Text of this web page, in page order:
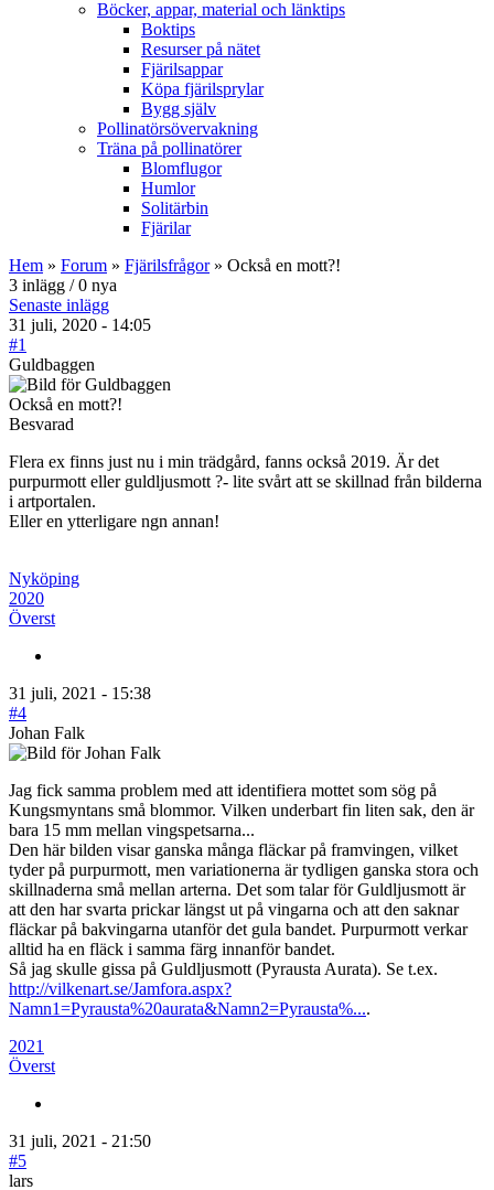
Böcker, appar, material och länktips
Boktips
Resurser på nätet
Fjärilsappar
Köpa fjärilsprylar
Bygg själv
Pollinatörsövervakning
Träna på pollinatörer
Blomflugor
Humlor
Solitärbin
Fjärilar
Hem » Forum » Fjärilsfrågor» Också en mott?!
3 inlägg / 0 nya
Senaste inlägg
31 juli, 2020 - 14:05
#1
Guldbaggen
Också en mott?!
Besvarad
Flera ex finns just nu i min trädgård, fanns också 2019. Är det
purpurmott eller guldljusmott ?- lite svårt att se skillnad från bilderna
i artportalen.
Eller en ytterligare ngn annan!
Nyköping
2020
Överst
31 juli, 2021 - 15:38
#4
Johan Falk
Jag fick samma problem med att identifiera mottet som sög på
Kungsmyntans små blommor. Vilken underbart fin liten sak, den är
bara 15 mm mellan vingspetsarna...
Den här bilden visar ganska många fläckar på framvingen, vilket
tyder på purpurmott, men variationerna är tydligen ganska stora och
skillnaderna små mellan arterna. Det som talar för Guldljusmott är
att den har svarta prickar längst ut på vingarna och att den saknar
fläckar på bakvingarna utanför det gula bandet. Purpurmott verkar
alltid ha en fläck i samma färg innanför bandet.
Så jag skulle gissa på Guldljusmott (Pyrausta Aurata). Se t.ex.
http://vilkenart.se/Jamfora.aspx?
Namn1=Pyrausta%20aurata&Namn2=Pyrausta%....
2021
Överst
31 juli, 2021 - 21:50
#5
lars